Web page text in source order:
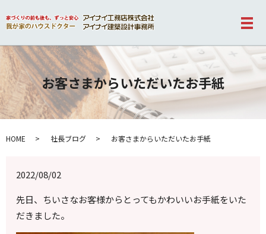
メ
お客さまからいただいたお手紙
HOME 社長ブログ お客さまからいただいたお手紙
2022/08/02
先日、ちいさなお客様からとってもかわいいお手紙をいた
だきました。